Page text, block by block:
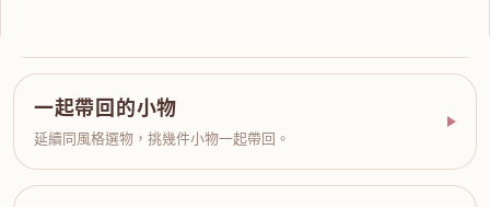
一起帶回的小物
延續同風格選物，挑幾件小物一起帶回。